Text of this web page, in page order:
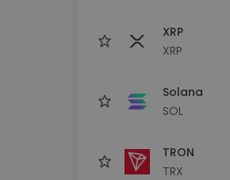
XRP
XRP
Solana
SOL
TRON
TRX